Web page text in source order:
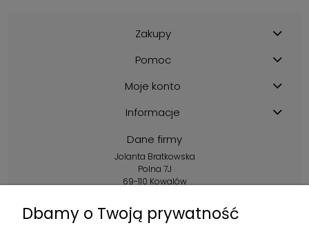
Zakupy
Pomoc
Moje konto
Informacje
Dane firmy
Jolanta Bratkowska
Polna 7J
69-110 Kowalów
+48 602 356 983
Dbamy o Twoją prywatność